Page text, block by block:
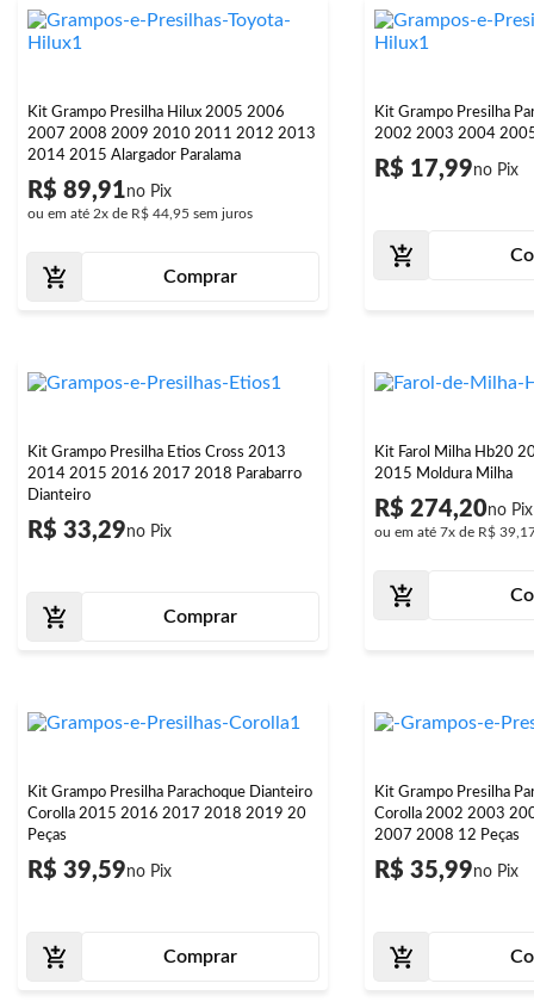
Kit Grampo Presilha Hilux 2005 2006
2007 2008 2009 2010 2011 2012 2013
2014 2015 Alargador Paralama
R$ 89,91
ou em até 2x de R$ 44,95 sem juros
Comprar
Kit Grampo Presilha
2002 2003 2004
R$ 17,99
Kit Grampo Presilha Etios Cross 2013
2014 2015 2016 2017 2018 Parabarro
Dianteiro
R$ 33,29
Comprar
Kit Farol Milha Hb20
2015 Moldura Milha
R$ 274,20
ou em até 7x de R$
Kit Grampo Presilha Parachoque Dianteiro
Corolla 2015 2016 2017 2018 2019 20
Peças
R$ 39,59
Comprar
Kit Grampo Presilha
Corolla 2002 2003
2007 2008 12 Peças
R$ 35,99